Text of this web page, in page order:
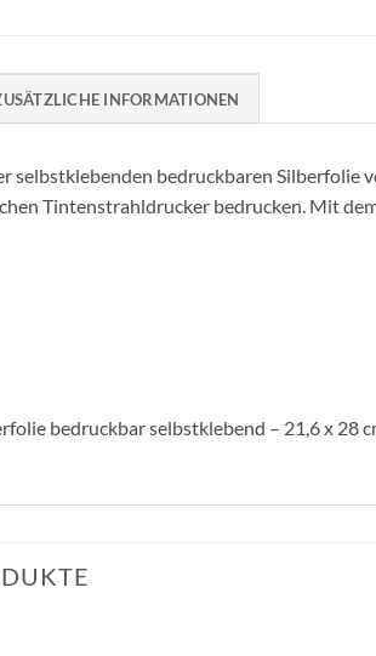
INFORMATIONEN
selbstklebenden bedruckbaren Silberfolie
Tintenstrahldrucker bedrucken. Mit
bedruckbar selbstklebend – 21,6 x 28